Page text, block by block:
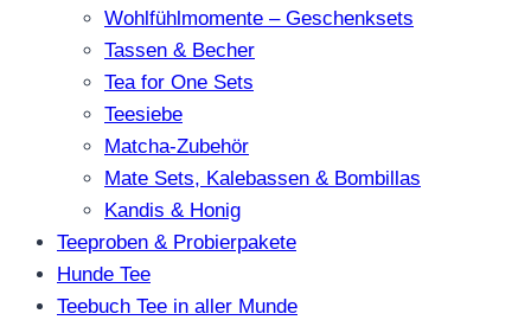
Wohlfühlmomente – Geschenksets
Tassen & Becher
Tea for One Sets
Teesiebe
Matcha-Zubehör
Mate Sets, Kalebassen & Bombillas
Kandis & Honig
Teeproben & Probierpakete
Hunde Tee
Teebuch Tee in aller Munde